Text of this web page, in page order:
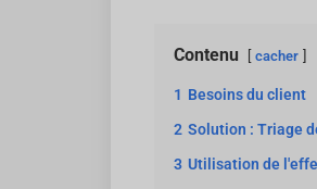
Contenu cacher
1 Besoins du client
2 Solution : Triage
3 Utilisation de